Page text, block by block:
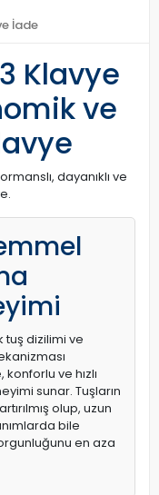
İade
Klavye
ve
dayanıklı ve
tuş dizilimi ve
ve hızlı
sunar. Tuşların
olup, uzun
bile
en aza